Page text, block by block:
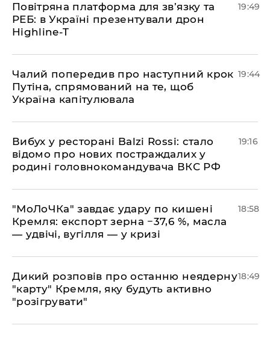
​Повітряна платформа для зв’язку та
РЕБ: в Україні презентували дрон
Highline-T
19:49
​Чалий попередив про наступний крок
Путіна, спрямований на те, щоб
Україна капітулювала
19:44
​Вибух у ресторані Balzi Rossi: стало
відомо про нових постраждалих у
родині головнокомандувача ВКС РФ
19:16
​"МоЛоЧКа" завдає удару по кишені
Кремля: експорт зерна −37,6 %, масла
— удвічі, вугілля — у кризі
18:58
​Дикий розповів про останню неядерну
"карту" Кремля, яку будуть активно
"розігрувати"
18:49